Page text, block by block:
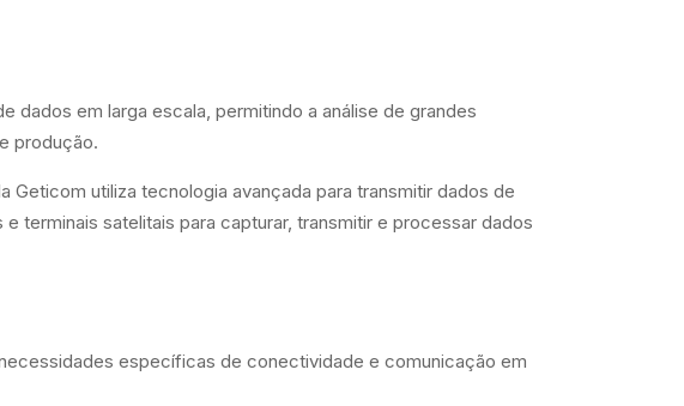
em larga escala, permitindo a análise de grandes
produção.
Geticom utiliza tecnologia avançada para transmitir dados de
terminais satelitais para capturar, transmitir e processar dados
específicas de conectividade e comunicação em